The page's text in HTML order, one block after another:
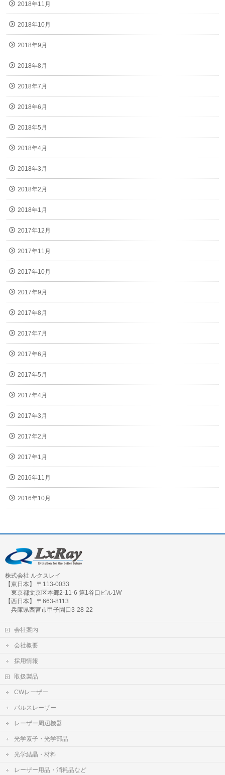
2018年11月
2018年10月
2018年9月
2018年8月
2018年7月
2018年6月
2018年5月
2018年4月
2018年3月
2018年2月
2018年1月
2017年12月
2017年11月
2017年10月
2017年9月
2017年8月
2017年7月
2017年6月
2017年5月
2017年4月
2017年3月
2017年2月
2017年1月
2016年11月
2016年10月
株式会社 ルクスレイ
【東日本】 〒113-0033
東京都文京区本郷2-11-6 第1谷口ビル1W
【西日本】 〒663-8113
兵庫県西宮市甲子園口3-28-22
会社案内
会社概要
採用情報
取扱製品
CWレーザー
パルスレーザー
レーザー周辺機器
光学素子・光学部品
光学結晶・材料
レーザー用品・消耗品など